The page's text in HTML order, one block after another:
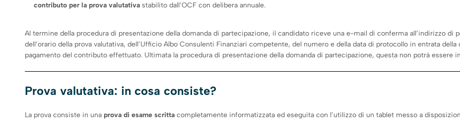
contributo per la prova valutativastabilito dall’OCF con delibera annuale.
Al termine della procedura di presentazione della domanda di partecipazione, il candidato riceve una e-mail di conferma all’indirizzo di
dell’orario della prova valutativa, dell’Ufficio Albo Consulenti Finanziari competente, del numero e della data di protocollo in entrata
pagamento del contributo effettuato. Ultimata la procedura di presentazione della domanda di partecipazione, questa non potrà essere
Prova valutativa: in cosa consiste?
La prova consiste in una prova di esame scritta completamente informatizzata ed eseguita con l’utilizzo di un tablet messo a